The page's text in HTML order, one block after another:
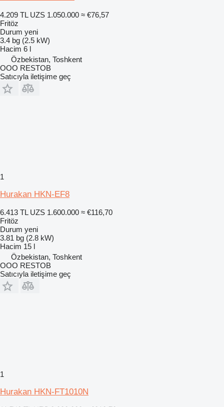
4.209 TL UZS 1.050.000 ≈ €76,57
Fritöz
Durum yeni
3.4 bg (2.5 kW)
Hacim 6 l
Özbekistan, Toshkent
OOO RESTOB
Satıcıyla iletişime geç
1
Hurakan HKN-EF8
6.413 TL UZS 1.600.000 ≈ €116,70
Fritöz
Durum yeni
3.81 bg (2.8 kW)
Hacim 15 l
Özbekistan, Toshkent
OOO RESTOB
Satıcıyla iletişime geç
1
Hurakan HKN-FT1010N